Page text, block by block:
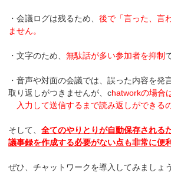
・会議ログは残るため、後で「言った、言
ません。
・文字のため、無駄話が多い参加者を抑制
・音声や対面の会議では、誤った内容を発
取り返しがつきませんが、chatworkの場合
入力して送信するまで読み返しができる
そして、全てのやりとりが自動保存される
議事録を作成する必要がない点も非常に便利
ぜひ、チャットワークを導入してみましょう